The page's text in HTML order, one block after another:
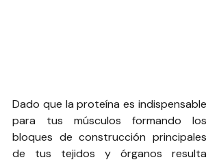
Dado que la proteína es indispensable
para tus músculos formando los
bloques de construcción principales
de tus tejidos y órganos resulta